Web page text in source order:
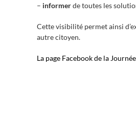
– informerde toutes les
Cette visibilité permet ainsi
autre citoyen.
La page Facebook de la